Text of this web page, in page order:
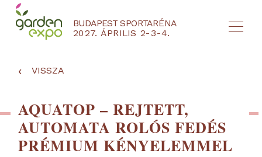
BUDAPEST SPORTARÉNA
2027. ÁPRILIS 2-3-4.
‹ VISSZA
AQUATOP – REJTETT,
AUTOMATA ROLÓS FEDÉS
PRÉMIUM KÉNYELEMMEL